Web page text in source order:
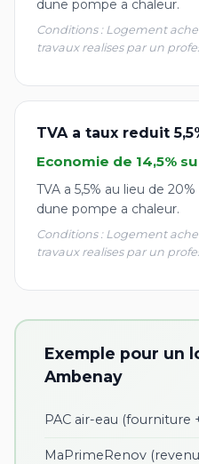
dune pompe a chaleur.
Conditions : Logement
travaux realises par un
TVA a taux reduit
Economie de 14,5%
TVA a 5,5% au lieu de
dune pompe a chaleur.
Conditions : Logement
travaux realises par un
Exemple pour un
Ambenay
PAC air-eau (fourniture
MaPrimeRenov